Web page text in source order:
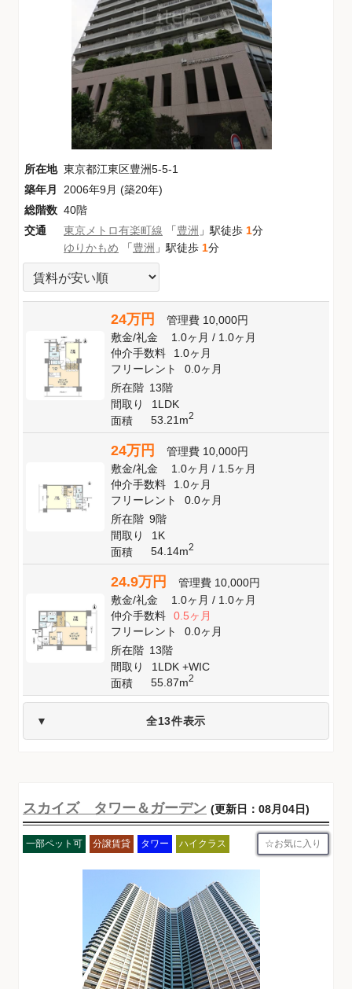
所在地 東京都江東区豊洲5-5-1
築年月
2006年9月 (築20年)
総階数 40階
交通
東京メトロ有楽町線 「豊洲 」駅徒歩 1分
ゆりかもめ 「豊洲 」駅徒歩 1分
24万円 管理費 10,000円
敷金/礼金 1.0ヶ月/ 1.0ヶ月
仲介手数料
1.0ヶ月
フリーレント
0.0ヶ月
所在階 13階
間取り
1LDK
面積
53.21m2
24万円 管理費 10,000円
敷金/礼金 1.0ヶ月/ 1.5ヶ月
仲介手数料
1.0ヶ月
フリーレント
0.0ヶ月
所在階 9階
間取り
1K
面積
54.14m2
24.9万円 管理費 10,000円
敷金/礼金 1.0ヶ月/ 1.0ヶ月
仲介手数料
0.5ヶ月
フリーレント
0.0ヶ月
所在階 13階
間取り
1LDK +WIC
面積
55.87m2
全13件表示
スカイズ タワー＆ガーデン (更新日：08月04日)
一部ペット可 分譲賃貸 タワー ハイクラス お気に入り